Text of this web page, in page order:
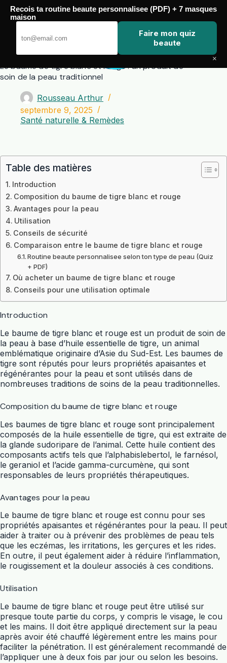
Passer
contenu
Le baume de tigre blanc et rouge : un produit de
soin de la peau traditionnel
Rousseau Arthur
septembre 9, 2025
Santé naturelle & Remèdes
Table des matières
Introduction
Composition du baume de tigre blanc et rouge
Avantages pour la peau
Utilisation
Conseils de sécurité
Comparaison entre le baume de tigre blanc et rouge
Routine beaute personnalisee selon ton type de peau (Quiz
+ PDF)
Où acheter un baume de tigre blanc et rouge
Conseils pour une utilisation optimale
Introduction
Le baume de tigre blanc et rouge est un produit de soin de
la peau à base d’huile essentielle de tigre, un animal
emblématique originaire d’Asie du Sud-Est. Les baumes de
tigre sont réputés pour leurs propriétés apaisantes et
régénérantes pour la peau et sont utilisés dans de
nombreuses traditions de soins de la peau traditionnelles.
Composition du baume de tigre blanc et rouge
Les baumes de tigre blanc et rouge sont principalement
composés de la huile essentielle de tigre, qui est extraite de
la glande sudoripare de l’animal. Cette huile contient des
composants actifs tels que l’alphabislebertol, le farnésol,
le geraniol et l’acide gamma-curcumène, qui sont
responsables de leurs propriétés thérapeutiques.
Avantages pour la peau
Le baume de tigre blanc et rouge est connu pour ses
propriétés apaisantes et régénérantes pour la peau. Il peut
aider à traiter ou à prévenir des problèmes de peau tels
que les eczémas, les irritations, les gerçures et les rides.
En outre, il peut également aider à réduire l’inflammation,
le rougissement et la douleur associés à ces conditions.
Utilisation
Le baume de tigre blanc et rouge peut être utilisé sur
presque toute partie du corps, y compris le visage, le cou
et les mains. Il doit être appliqué directement sur la peau
après avoir été chauffé légèrement entre les mains pour
faciliter la pénétration. Il est généralement recommandé de
l’appliquer une à deux fois par jour ou selon les besoins.
Recois ta routine beaute personnalisee (PDF) + 7 masques
maison
Faire mon quiz
beaute
×